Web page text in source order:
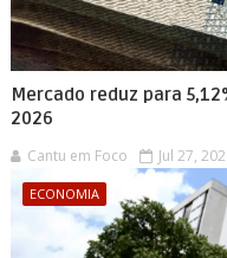
Mercado reduz para
2026
Cantu em Foco Jul 27,
ECONOMIA